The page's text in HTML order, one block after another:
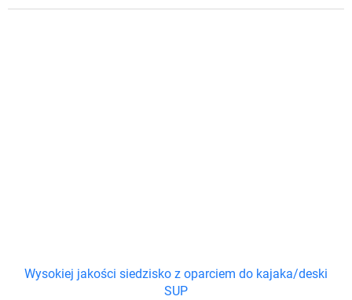
Wysokiej jakości siedzisko z oparciem do kajaka/deski
SUP